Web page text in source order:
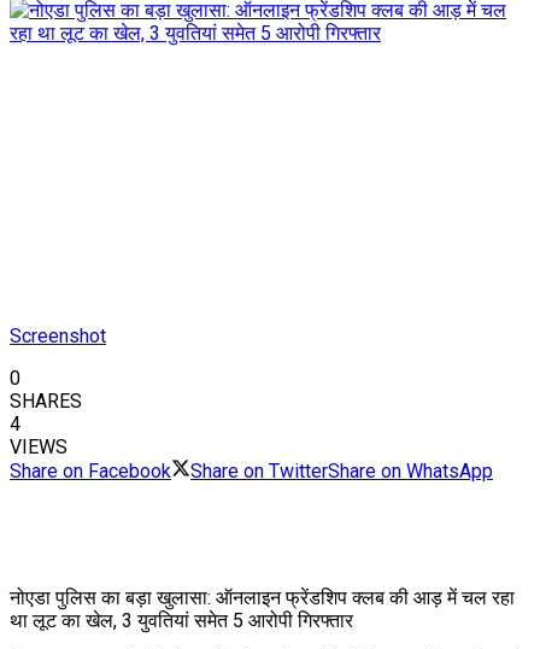
Screenshot
0
SHARES
4
VIEWS
Share on Facebook
Share on TwitterShare on WhatsApp
नोएडा पुलिस का बड़ा खुलासा: ऑनलाइन फ्रेंडशिप क्लब की आड़ में चल रहा
था लूट का खेल, 3 युवतियां समेत 5 आरोपी गिरफ्तार